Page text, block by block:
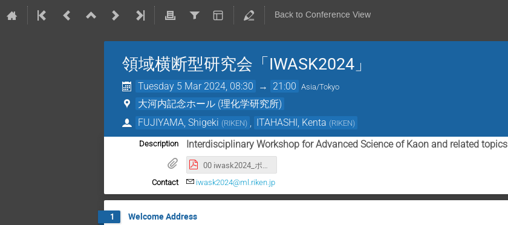
Back to Conference View
領域横断型研究会「IWASK2024」
Tuesday 5 Mar 2024, 08:30 → 21:00 Asia/Tokyo
大河内記念ホール (理化学研究所)
FUJIYAMA, Shigeki (RIKEN) ITAHASHI, Kenta (RIKEN)
Description Interdisciplinary Workshop for Advanced Science of Kaon and related topics
00 iwask2024_ポスター.pdf
Contact iwask2024@ml.riken.jp
1 Welcome Address